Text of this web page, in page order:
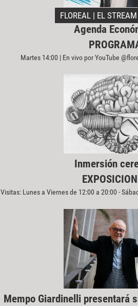
FLOREAL | EL
Agenda
Martes 14:00 | En vivo por YouTube
Inmersión
Visitas: Lunes a Viernes de 12:00 a 20:00 -
Mempo Giardinelli presentará